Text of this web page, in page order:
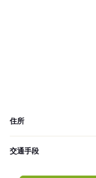
住所
交通手段